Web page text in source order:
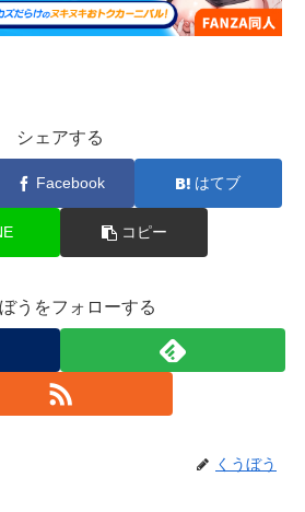
シェアする
Facebook はてブ
コピー
うをフォローする
くうぼう